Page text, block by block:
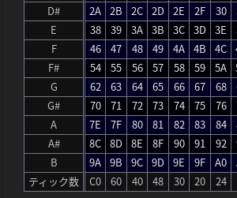
D#
2A 2B 2C 2D 2E 2F 30
E
38 39 3A 3B 3C 3D 3E
F
46 47 48 49 4A 4B 4C
F#
54 55 56 57 58 59 5A
G
62 63 64 65 66 67 68
G#
70 71 72 73 74 75 76
A
7E 7F 80 81 82 83 84
A#
8C 8D 8E 8F 90 91 92
B
9A 9B 9C 9D 9E 9F A0
ティック数
C0 60 40 48 30 20 24